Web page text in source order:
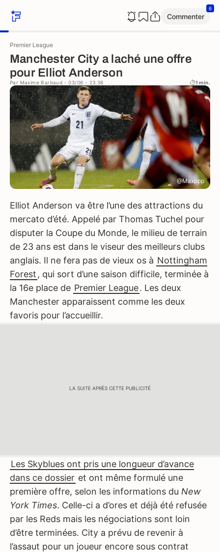
Commenter
6
Premier League
Manchester City a laché une offre
pour Elliot Anderson
Par Maxime Barbaud - 03/06 - 23:38 1 min.
@Maxppp
Elliot Anderson va être l’une des attractions du
mercato d’été. Appelé par Thomas Tuchel pour
disputer la Coupe du Monde, le milieu de terrain
de 23 ans est dans le viseur des meilleurs clubs
anglais. Il ne fera pas de vieux os à Nottingham
Forest , qui sort d’une saison difficile, terminée à
la 16e place de Premier League. Les deux
Manchester apparaissent comme les deux
favoris pour l’accueillir.
LA SUITE APRÈS CETTE PUBLICITÉ
Les Skyblues ont pris une longueur d’avance
dans ce dossier et ont même formulé une
première offre, selon les informations du New
York Times. Celle-ci a d’ores et déjà été refusée
par les Reds mais les négociations sont loin
d’être terminées. City a prévu de revenir à
l’assaut pour un joueur encore sous contrat